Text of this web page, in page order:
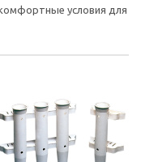
условия для